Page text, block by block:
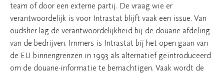
team of door een externe partij. De vraag wie er
verantwoordelijk is voor Intrastat blijft vaak een issue. Van
oudsher lag de verantwoordelijkheid bij de douane afdeling
van de bedrijven. Immers is Intrastat bij het open gaan van
de EU binnengrenzen in 1993 als alternatief geïntroduceerd
om de douane-informatie te bemachtigen. Vaak wordt de